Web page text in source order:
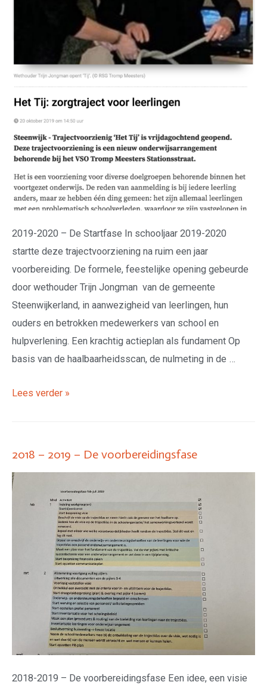
2019-2020 – De Startfase In schooljaar 2019-2020
startte deze trajectvoorziening na ruim een jaar
voorbereiding. De formele, feestelijke opening gebeurde
door wethouder Trijn Jongman van de gemeente
Steenwijkerland, in aanwezigheid van leerlingen, hun
ouders en betrokken medewerkers van school en
hulpverlening. Een krachtig actieplan als fundament Op
basis van de haalbaarheidsscan, de nulmeting in de …
Lees verder »
2018 – 2019 – De voorbereidingsfase
2018-2019 – De voorbereidingsfase Een idee, een visie